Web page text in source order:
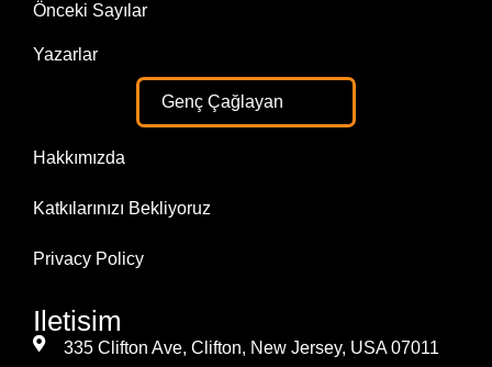
Önceki Sayılar
Yazarlar
Genç Çağlayan
Hakkımızda
Katkılarınızı Bekliyoruz
Privacy Policy
Iletisim
335 Clifton Ave, Clifton, New Jersey, USA 07011